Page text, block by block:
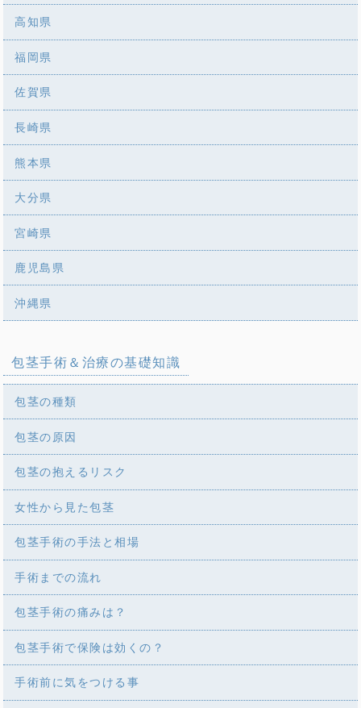
高知県
福岡県
佐賀県
長崎県
熊本県
大分県
宮崎県
鹿児島県
沖縄県
包茎手術＆治療の基礎知識
包茎の種類
包茎の原因
包茎の抱えるリスク
女性から見た包茎
包茎手術の手法と相場
手術までの流れ
包茎手術の痛みは？
包茎手術で保険は効くの？
手術前に気をつける事